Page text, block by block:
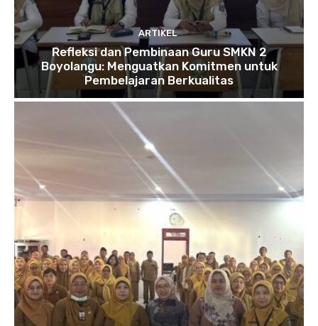
ARTIKEL
Refleksi dan Pembinaan Guru SMKN 2
Boyolangu: Menguatkan Komitmen untuk
Pembelajaran Berkualitas